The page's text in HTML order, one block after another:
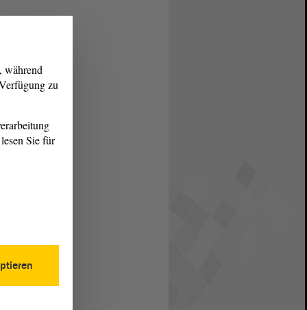
während
zu
Sie für